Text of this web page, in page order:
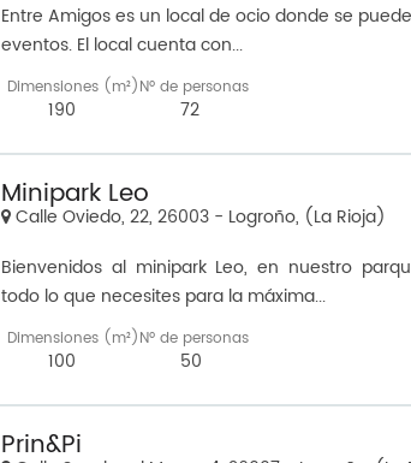
Entre Amigos es un local de ocio donde se
eventos. El local cuenta con...
Dimensiones (m²)
190
Nº de personas
72
Minipark Leo
Calle Oviedo, 22, 26003 - Logroño, (La Rioja)
Bienvenidos al minipark Leo, en nuestro
todo lo que necesites para la máxima...
Dimensiones (m²)
100
Nº de personas
50
Prin&Pi